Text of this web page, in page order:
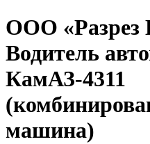
ООО «Разрез
Водитель
КамАЗ-4311
машина)